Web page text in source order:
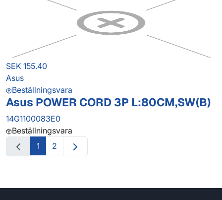
SEK 155.40
Asus
Beställningsvara
Asus POWER CORD 3P L:80CM,SW(B)
14G1100083E0
Beställningsvara
1
2